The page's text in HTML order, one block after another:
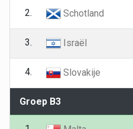
2. Schotland
3. Israël
4. Slovakije
Groep B3